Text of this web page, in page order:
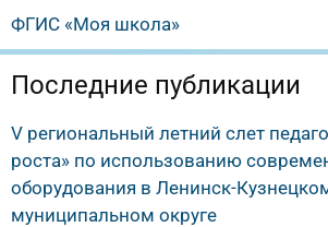
ФГИС «Моя школа»
Последние публикации
V региональный летний слет
роста» по использованию
оборудования в Ленинск-
муниципальном округе